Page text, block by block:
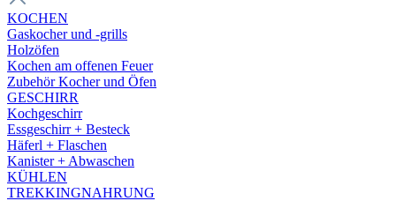
KOCHEN
Gaskocher und -grills
Holzöfen
Kochen am offenen Feuer
Zubehör Kocher und Öfen
GESCHIRR
Kochgeschirr
Essgeschirr + Besteck
Häferl + Flaschen
Kanister + Abwaschen
KÜHLEN
TREKKINGNAHRUNG